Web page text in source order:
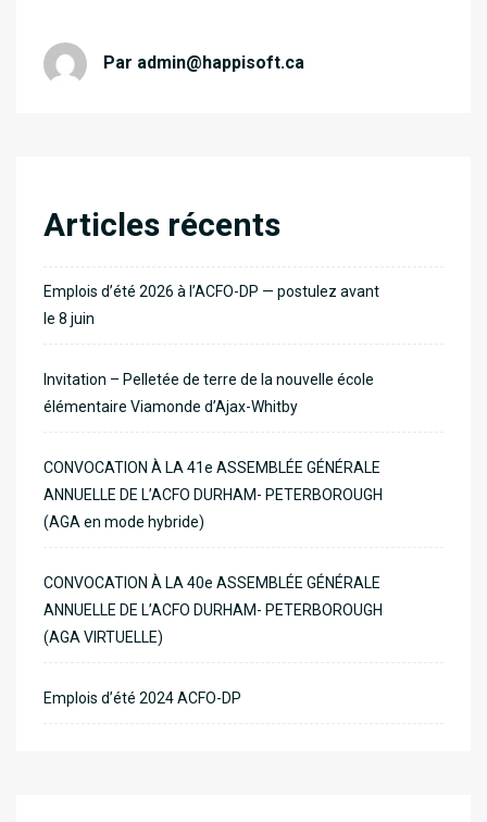
Par admin@happisoft.ca
Articles récents
Emplois d’été 2026 à l’ACFO-DP — postulez avant
le 8 juin
Invitation – Pelletée de terre de la nouvelle école
élémentaire Viamonde d’Ajax-Whitby
CONVOCATION À LA 41e ASSEMBLÉE GÉNÉRALE
ANNUELLE DE L’ACFO DURHAM- PETERBOROUGH
(AGA en mode hybride)
CONVOCATION À LA 40e ASSEMBLÉE GÉNÉRALE
ANNUELLE DE L’ACFO DURHAM- PETERBOROUGH
(AGA VIRTUELLE)
Emplois d’été 2024 ACFO-DP